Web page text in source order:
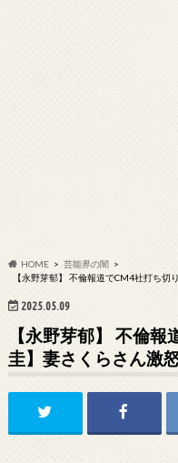
HOME
芸能界の闇
【永野芽郁】 不倫報道でCM4社打ち
2025.05.09
【永野芽郁】 不倫
圭】妻さくらさん激